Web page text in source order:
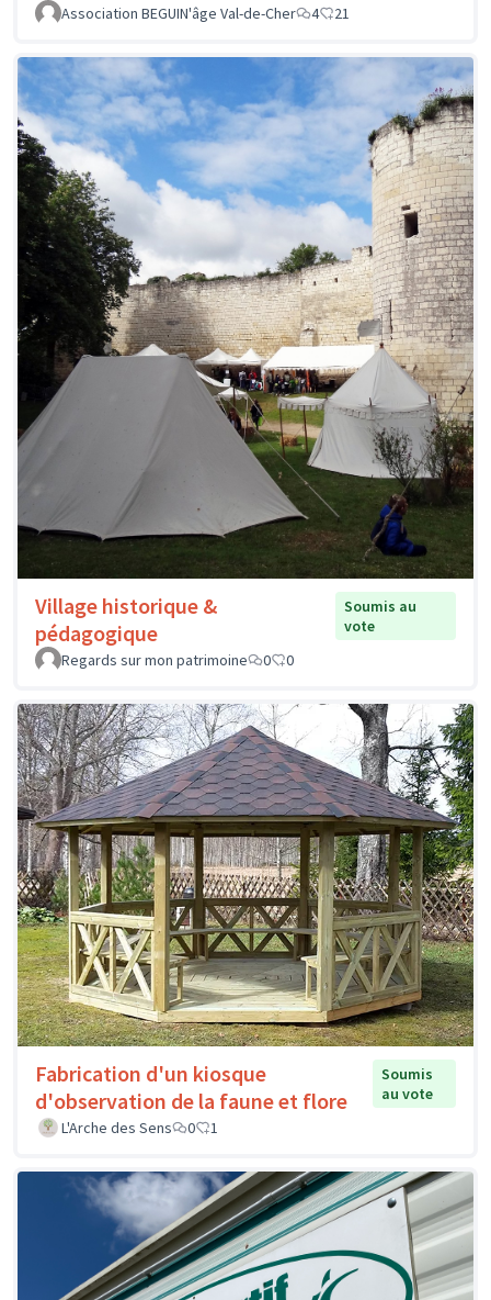
Association BEGUIN'âge Val-de-Cher 4 21
Village historique &
pédagogique
Soumis au
vote
Regards sur mon patrimoine
0 0
Fabrication d'un kiosque
d'observation de la faune et flore
Soumis
au vote
L'Arche des Sens
0 1